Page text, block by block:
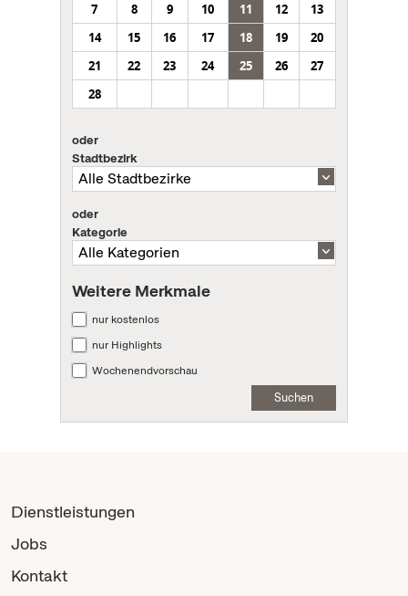
7
8 9 10 11 12
13
14
15 16 17 18 19
20
21
22 23 24 25 26
27
28
oder
Stadtbezirk
oder
Kategorie
Weitere Merkmale
nur kostenlos
nur Highlights
Wochenendvorschau
Suchen
Dienstleistungen
Jobs
Kontakt